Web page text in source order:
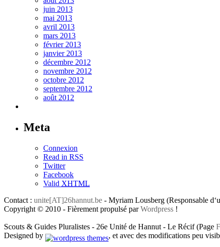
juin 2013
mai 2013
avril 2013
mars 2013
février 2013
janvier 2013
décembre 2012
novembre 2012
octobre 2012
septembre 2012
août 2012
Meta
Connexion
Read in RSS
Twitter
Facebook
Valid XHTML
Contact : unite[AT]26hannut.be - Myriam Lousberg (Responsable
Copyright © 2010 - Fièrement propulsé parWordpress !
Scouts & Guides Pluralistes - 26e Unité de Hannut - Le Récif (Page
Designed by
, et avec des modifications peu